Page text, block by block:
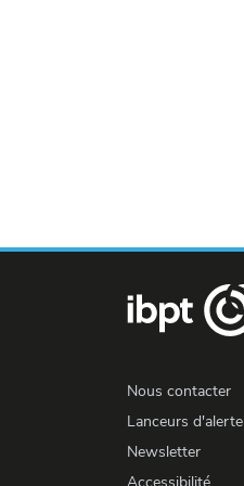
Nous contacter
Lanceurs d'alerte
Newsletter